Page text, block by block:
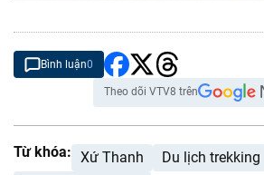
Bình luận0
Theo dõi VTV8 trên
Từ khóa: Xứ Thanh
Du lịch trekking